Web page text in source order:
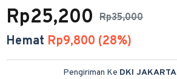
Rp35,000
Rp25,200
Hemat Rp9,800 (28%)
Pengiriman Ke DKI JAKARTA